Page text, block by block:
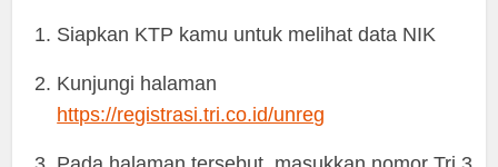
Siapkan KTP kamu untuk melihat data NIK
Kunjungi halaman
https://registrasi.tri.co.id/unreg